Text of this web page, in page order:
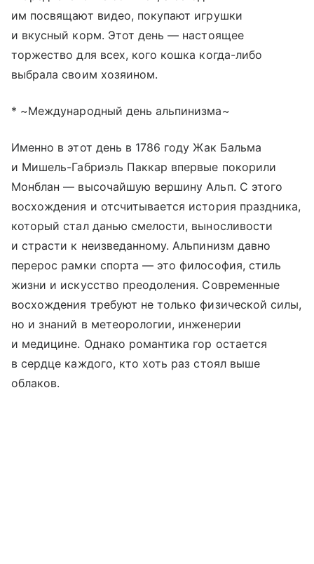
им посвящают видео, покупают игрушки
и вкусный корм. Этот день — настоящее
торжество для всех, кого кошка когда-либо
выбрала своим хозяином.
* ~Международный день альпинизма~
Именно в этот день в 1786 году Жак Бальма
и Мишель-Габриэль Паккар впервые покорили
Монблан — высочайшую вершину Альп. С этого
восхождения и отсчитывается история праздника,
который стал данью смелости, выносливости
и страсти к неизведанному. Альпинизм давно
перерос рамки спорта — это философия, стиль
жизни и искусство преодоления. Современные
восхождения требуют не только физической силы,
но и знаний в метеорологии, инженерии
и медицине. Однако романтика гор остается
в сердце каждого, кто хоть раз стоял выше
облаков.